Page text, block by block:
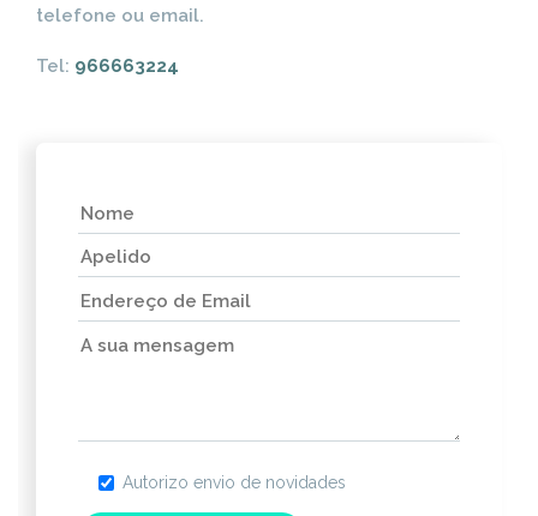
telefone ou email.
Tel: 966663224
Autorizo envio de novidades